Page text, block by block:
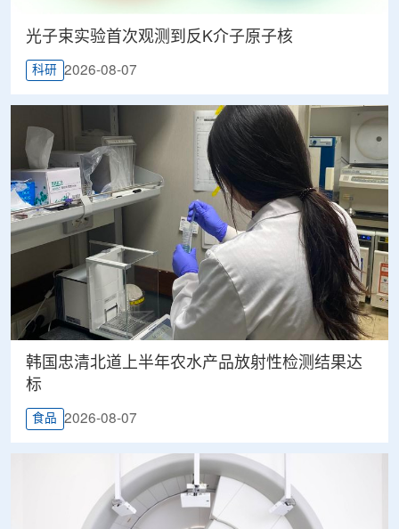
光子束实验首次观测到反K介子原子核
科研 2026-08-07
韩国忠清北道上半年农水产品放射性检测结果达
标
食品 2026-08-07